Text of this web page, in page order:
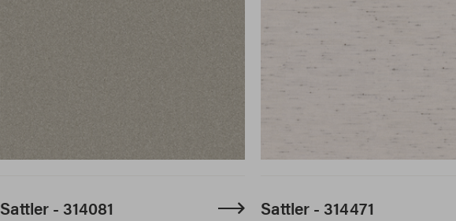
Sattler - 314081 Sattler - 314471